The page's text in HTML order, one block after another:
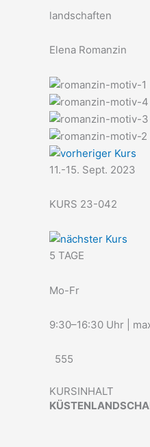
landschaften
Elena Romanzin
11.-15. Sept. 2023
KURS 23-042
5 TAGE
Mo-Fr
9:30–16:30 Uhr |
555
KURSINHALT